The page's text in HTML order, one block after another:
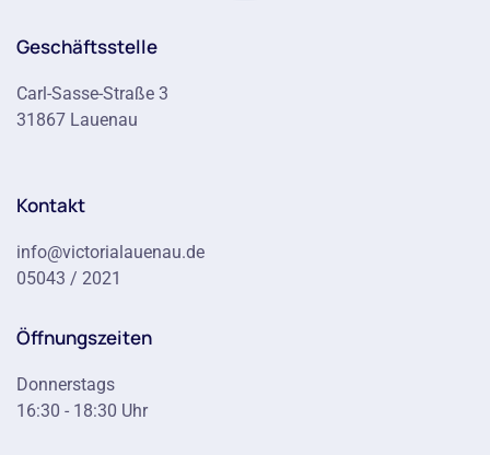
Geschäftsstelle
Carl-Sasse-Straße 3
31867 Lauenau
Kontakt
info@victorialauenau.de
05043 / 2021
Öffnungszeiten
Donnerstags
16:30 - 18:30 Uhr